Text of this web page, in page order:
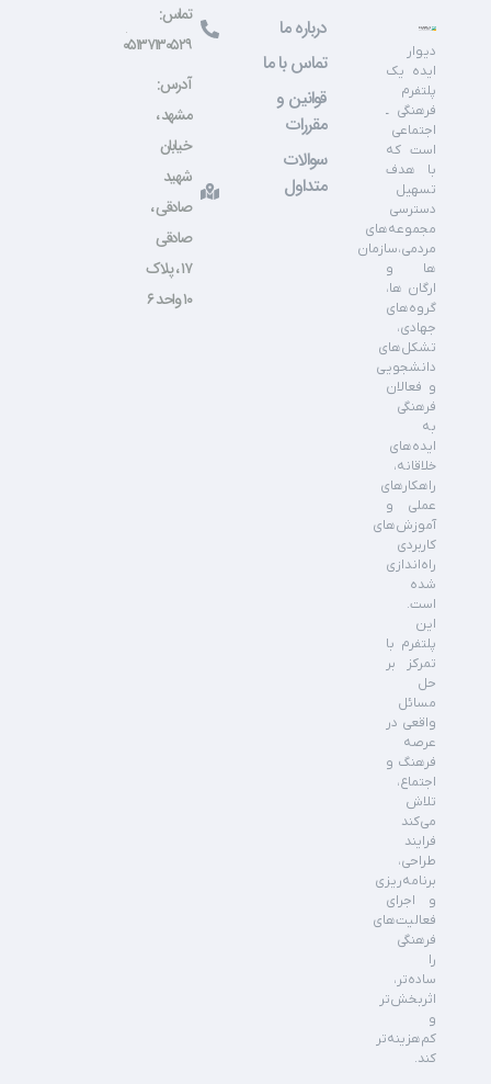
دیوار
ایده یک
پلتفرم
فرهنگی ـ
اجتماعی
است که
با هدف
تسهیل
دسترسی
مجموعه‌های
مردمی،سازمان
ها و
ارگان ها،
گروه‌های
جهادی،
تشکل‌های
دانشجویی
و فعالان
فرهنگی
به
ایده‌های
خلاقانه،
راهکارهای
عملی و
آموزش‌های
کاربردی
راه‌اندازی
شده
است.
این
پلتفرم با
تمرکز بر
حل
مسائل
واقعی در
عرصه
فرهنگ و
اجتماع،
تلاش
می‌کند
فرایند
طراحی،
برنامه‌ریزی
و اجرای
فعالیت‌های
فرهنگی
را
ساده‌تر،
اثربخش‌تر
و
کم‌هزینه‌تر
کند.
درباره ما
تماس با ما
قوانین و
مقررات
سوالات
متداول
تماس:
۰۵۱۳۷۱۳۰۵۲۹
آدرس:
مشهد ،
خیابان
شهید
صادقی ،
صادقی
۱۷ ، پلاک
۱۰ واحد ۶